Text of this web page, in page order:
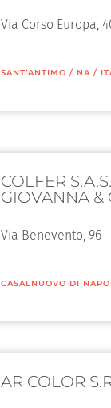
Via Corso Europa,
SANT’ANTIMO / NA /
COLFER
GIOVANNA &
Via Benevento, 96
CASALNUOVO DI
AR COLOR